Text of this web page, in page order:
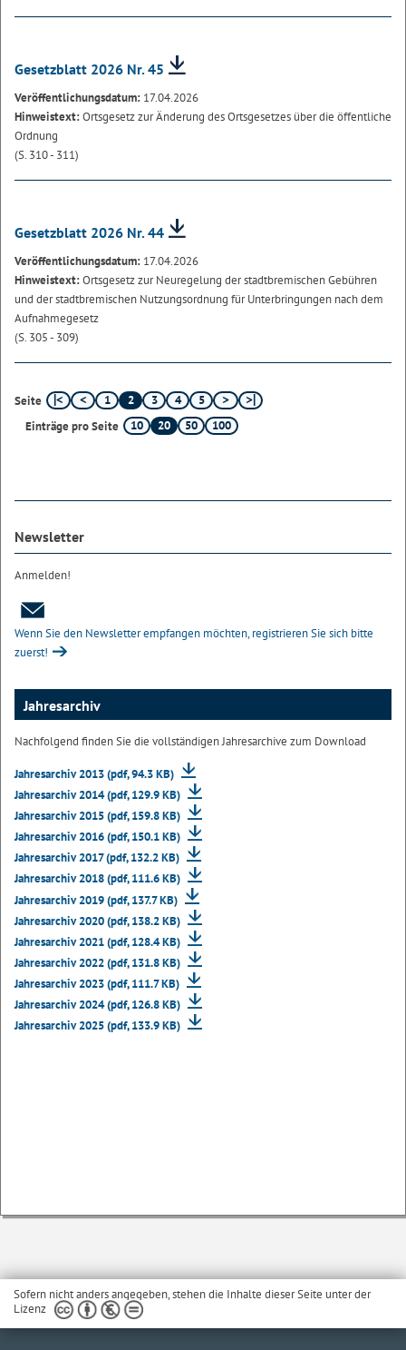
Gesetzblatt 2026 Nr. 45
Veröffentlichungsdatum: 17.04.2026
Hinweistext:Ortsgesetz zur Änderung des Ortsgesetzes über die öffentliche
Ordnung
(S. 310 - 311)
Gesetzblatt 2026 Nr. 44
Veröffentlichungsdatum: 17.04.2026
Hinweistext:Ortsgesetz zur Neuregelung der stadtbremischen Gebühren
und der stadtbremischen Nutzungsordnung für Unterbringungen nach dem
Aufnahmegesetz
(S. 305 - 309)
Seite 1 2 3 4
5
Einträge pro Seite
10 20 50 100
Newsletter
Anmelden!
Wenn Sie den Newsletter empfangen möchten, registrieren Sie sich bitte
zuerst!
Jahresarchiv
Nachfolgend finden Sie die vollständigen Jahresarchive zum Download
Jahresarchiv 2013 (pdf, 94.3 KB)
Jahresarchiv 2014 (pdf, 129.9 KB)
Jahresarchiv 2015 (pdf, 159.8 KB)
Jahresarchiv 2016 (pdf, 150.1 KB)
Jahresarchiv 2017 (pdf, 132.2 KB)
Jahresarchiv 2018 (pdf, 111.6 KB)
Jahresarchiv 2019 (pdf, 137.7 KB)
Jahresarchiv 2020 (pdf, 138.2 KB)
Jahresarchiv 2021 (pdf, 128.4 KB)
Jahresarchiv 2022 (pdf, 131.8 KB)
Jahresarchiv 2023 (pdf, 111.7 KB)
Jahresarchiv 2024 (pdf, 126.8 KB)
Jahresarchiv 2025 (pdf, 133.9 KB)
Sofern nicht anders angegeben, stehen die Inhalte dieser Seite unter der
Lizenz